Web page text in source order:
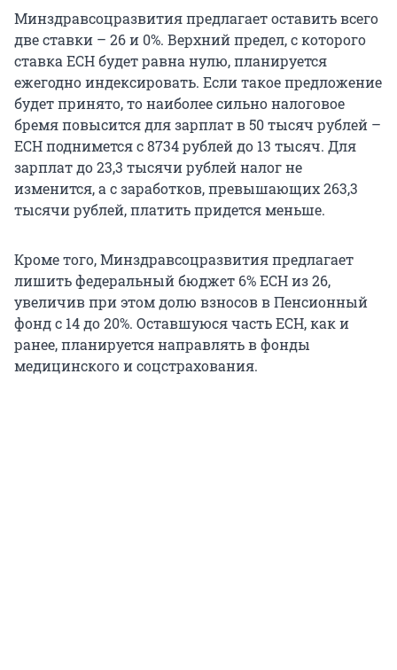
Минздравсоцразвития предлагает оставить всего
две ставки – 26 и 0%. Верхний предел, с которого
ставка ЕСН будет равна нулю, планируется
ежегодно индексировать. Если такое предложение
будет принято, то наиболее сильно налоговое
бремя повысится для зарплат в 50 тысяч рублей –
ЕСН поднимется с 8734 рублей до 13 тысяч. Для
зарплат до 23,3 тысячи рублей налог не
изменится, а с заработков, превышающих 263,3
тысячи рублей, платить придется меньше.
Кроме того, Минздравсоцразвития предлагает
лишить федеральный бюджет 6% ЕСН из 26,
увеличив при этом долю взносов в Пенсионный
фонд с 14 до 20%. Оставшуюся часть ЕСН, как и
ранее, планируется направлять в фонды
медицинского и соцстрахования.